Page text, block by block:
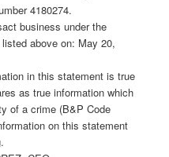
4180274.
business under the
above on: May 20,
in this statement is true
as true information which
of a crime (B&P Code
on this statement